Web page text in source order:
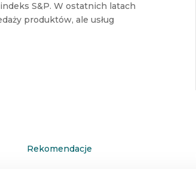
S&P. W ostatnich latach
produktów, ale usług
Rekomendacje